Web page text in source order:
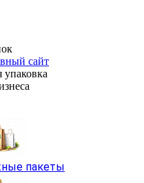
упаковка
пакеты